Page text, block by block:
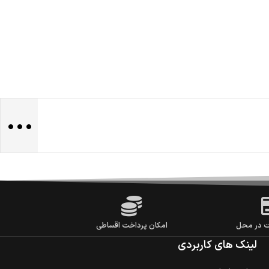
...
در محل امکان پرداخت اقساطی
لینک های کاربردی